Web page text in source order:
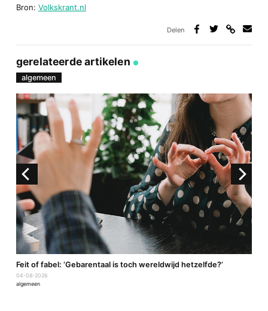
Bron: Volkskrant.nl
Delen
gerelateerde artikelen
algemeen
Feit of fabel: ‘Gebarentaal is toch wereldwijd hetzelfde?’
04-08-2026
algemeen